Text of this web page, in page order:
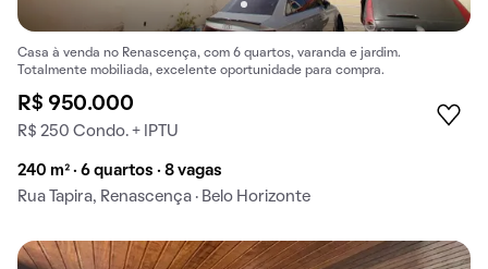
Casa à venda no Renascença, com 6 quartos, varanda e jardim.
Totalmente mobiliada, excelente oportunidade para compra.
R$ 950.000
R$ 250 Condo. + IPTU
240 m² · 6 quartos · 8 vagas
Rua Tapira, Renascença · Belo Horizonte